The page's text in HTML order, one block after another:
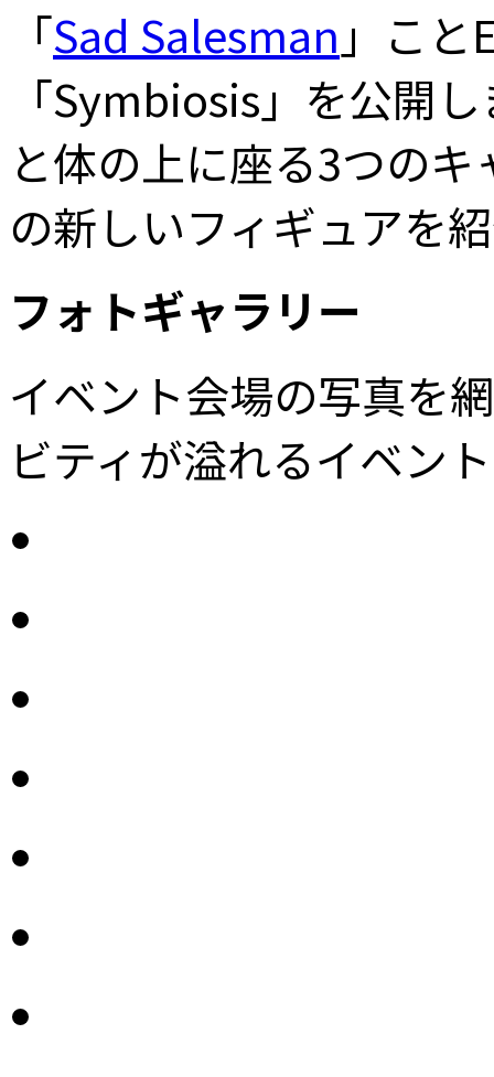
「Sad Salesman 」こ
「Symbiosis」を公開
と体の上に座る3つの
の新しいフィギュアを
フォトギャラリー
イベント会場の写真を
ビティが溢れるイベン